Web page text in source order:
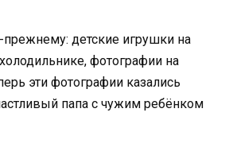
детские игрушки на
фотографии на
эти фотографии казались
папа с чужим ребёнком